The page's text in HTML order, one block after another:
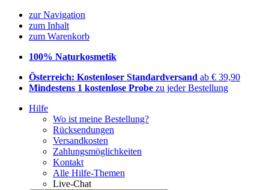
zur Navigation
zum Inhalt
zum Warenkorb
100% Naturkosmetik
Österreich: Kostenloser Standardversand ab € 39,90
Mindestens 1 kostenlose Probe zu jeder Bestellung
Hilfe
Wo ist meine Bestellung?
Rücksendungen
Versandkosten
Zahlungsmöglichkeiten
Kontakt
Alle Hilfe-Themen
Live-Chat